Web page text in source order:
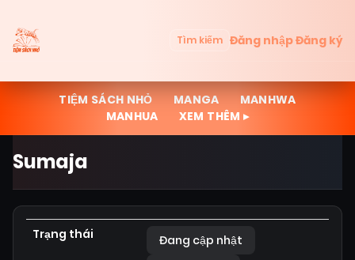
Tìm kiếm Đăng nhậpĐăng ký
TIỆM SÁCH NHỎ MANGA
MANHWA
MANHUA
XEM THÊM ▸
Sumaja
Trạng thái
Đang cập nhật